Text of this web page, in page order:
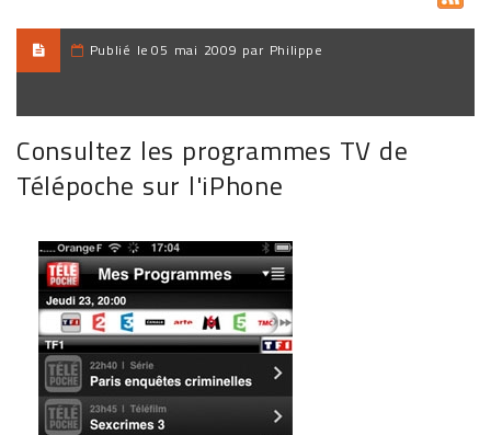
Publié le 05 mai 2009 par Philippe
Consultez les programmes TV de
Télépoche sur l'iPhone